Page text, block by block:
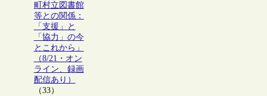
町村立図書館
等との関係：
「支援」と
「協力」の今
とこれから」
（8/21・オン
ライン、録画
配信あり）
（33）